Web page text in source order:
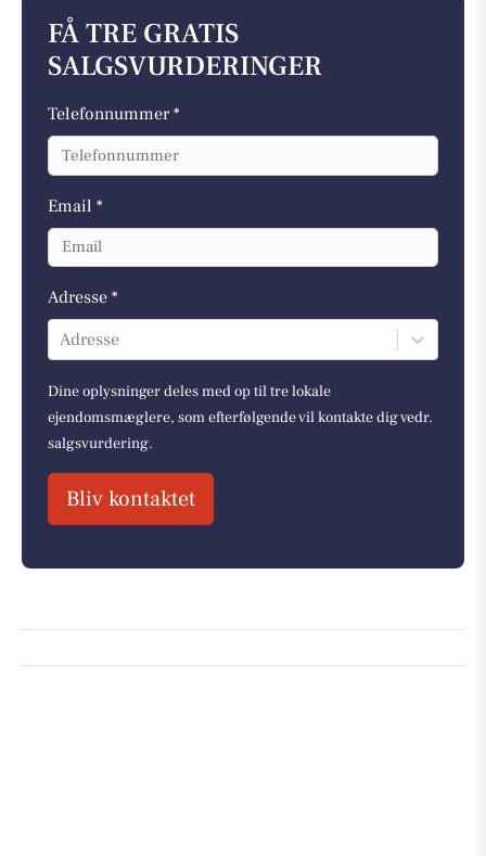
FÅ TRE GRATIS
SALGSVURDERINGER
Telefonnummer *
Email *
Adresse *
Adresse
Dine oplysninger deles med op til tre lokale
ejendomsmæglere, som efterfølgende vil kontakte dig vedr.
salgsvurdering.
Bliv kontaktet